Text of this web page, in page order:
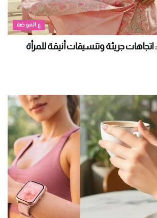
ع الموضة
موضة صيف 2026: اتجاهات جريئة وتنسيقات أنيقة للمرأة